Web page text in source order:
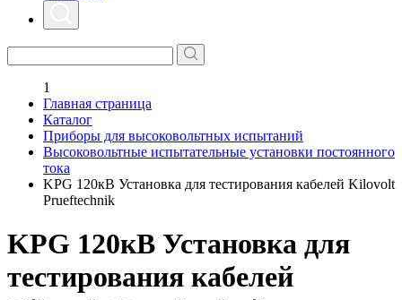
1
Главная страница
Каталог
Приборы для высоковольтных испытаний
Высоковольтные испытательные установки постоянного
тока
KPG 120кВ Установка для тестирования кабелей Kilovolt
Prueftechnik
KPG 120кВ Установка для
тестирования кабелей